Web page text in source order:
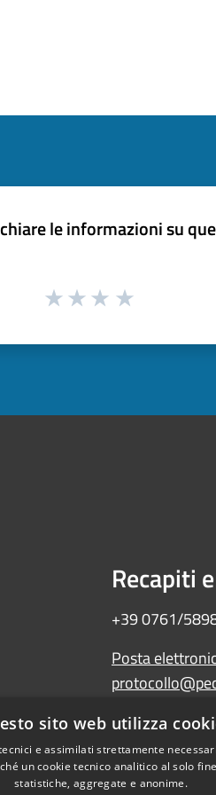
le informazioni su
Recapiti
+39 0761/
Posta
Amministrazione
Albo Pretorio
WebMail
Dichiarazione di
sito web utilizza
e assimilati strettamente
un cookie tecnico analitico al solo
statistiche, aggregate e anonime.